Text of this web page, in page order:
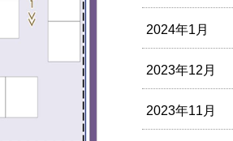
2024年1月
2023年12月
2023年11月